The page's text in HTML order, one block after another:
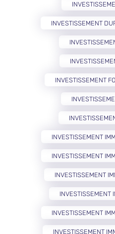
INVESTISSEMENT
INVESTISSEMENT
INVESTISSEMENT
INVESTISSEMENT
INVESTISSEMENT
INVESTISSEMENT
INVESTISSEMENT
INVESTISSEMENT